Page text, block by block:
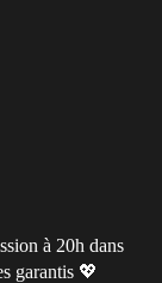
à 20h dans
garantis 💖